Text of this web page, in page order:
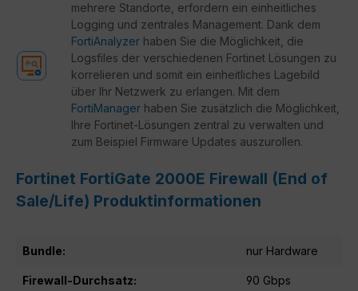
mehrere Standorte, erfordern ein einheitliches
Logging und zentrales Management. Dank dem
FortiAnalyzer haben Sie die Möglichkeit, die
Logsfiles der verschiedenen Fortinet Lösungen zu
korrelieren und somit ein einheitliches Lagebild
über Ihr Netzwerk zu erlangen. Mit dem
FortiManager haben Sie zusätzlich die Möglichkeit,
Ihre Fortinet-Lösungen zentral zu verwalten und
zum Beispiel Firmware Updates auszurollen.
Fortinet FortiGate 2000E Firewall (End of
Sale/Life) Produktinformationen
Bundle: nur Hardware
Firewall-Durchsatz: 90 Gbps